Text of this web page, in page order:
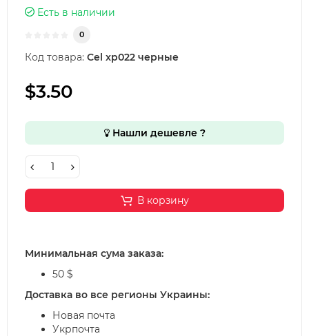
Есть в наличии
0
Код товара: Cel xp022 черные
$3.50
Нашли дешевле ?
В корзину
Минимальная сума заказа:
50 $
Доставка во все регионы Украины:
Новая почта
Укрпочта